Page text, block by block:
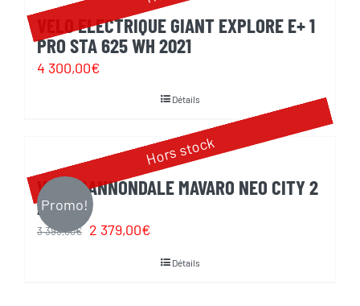
499,00€.999,00€.
VELO ELECTRIQUE GIANT EXPLORE E+ 1
PRO STA 625 WH 2021
4 300,00€
Détails
Hors stock
Promo!
VELO CANNONDALE MAVARO NEO CITY 2
2020
3 399,00€
Le
2 379,00€Le
Détails